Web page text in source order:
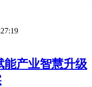
能产业智慧升级